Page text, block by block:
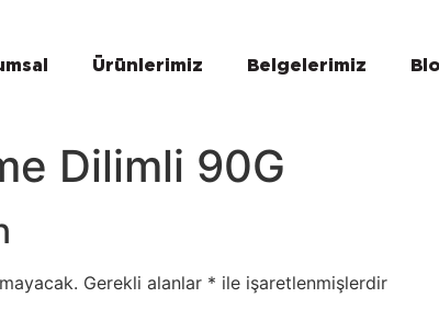
Ürünlerimiz Belgelerimiz
Dilimli 90G
Gerekli alanlar * ile işaretlenmişlerdir